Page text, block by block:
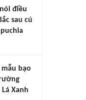
nói điều
sau cú
mẫu bạo
Xanh